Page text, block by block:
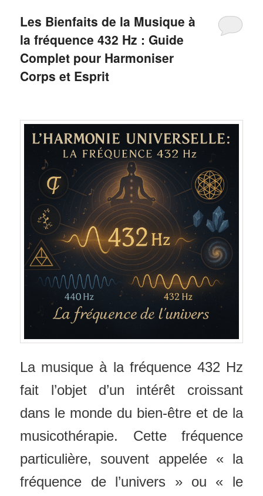
Les Bienfaits de la Musique à
la fréquence 432 Hz : Guide
Complet pour Harmoniser
Corps et Esprit
La musique à la fréquence 432 Hz
fait l’objet d’un intérêt croissant
dans le monde du bien-être et de la
musicothérapie. Cette fréquence
particulière, souvent appelée « la
fréquence de l’univers » ou « le